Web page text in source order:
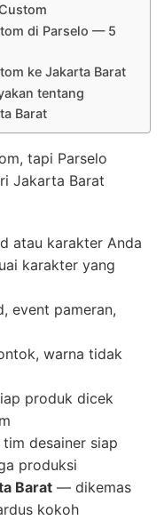
di Parselo — 5
ke Jakarta Barat
tentang
Barat
tapi Parselo
Jakarta Barat
atau karakter Anda
karakter yang
event pameran,
warna tidak
produk dicek
desainer siap
produksi
Barat — dikemas
kokoh